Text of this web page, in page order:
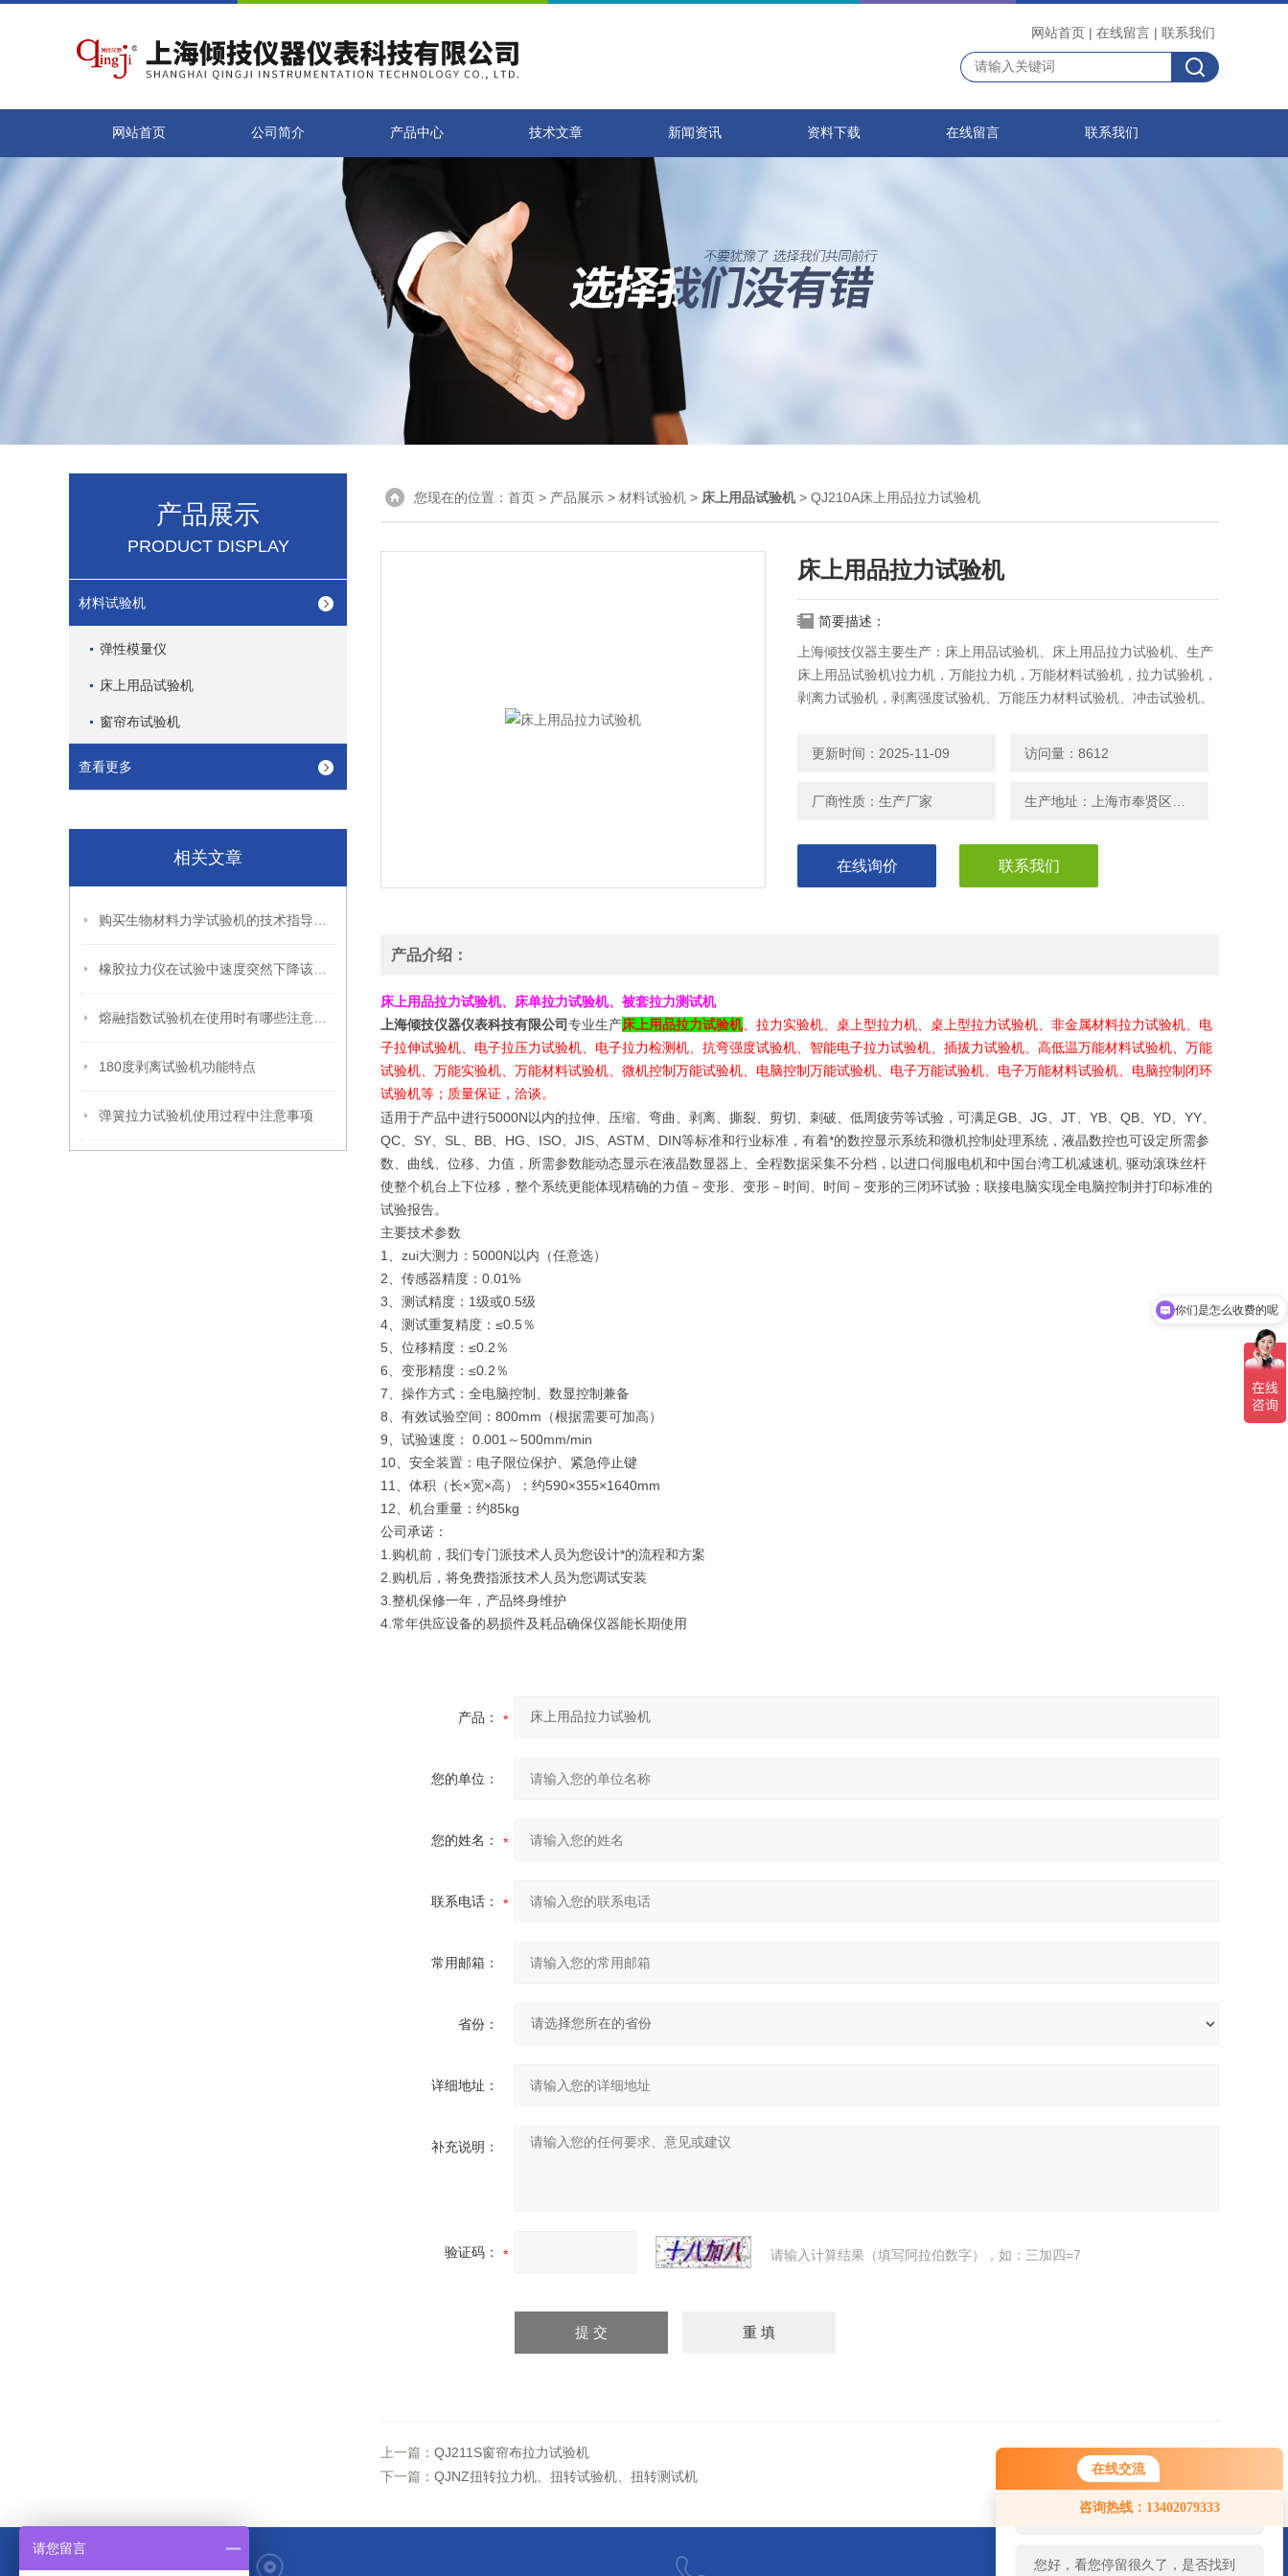
在线交流
咨询热线：13402079333
您好！欢迎前来咨询，很高兴为您
服务，请问您要咨询什么问题呢？
您好，看您停留很久了，是否找到
网站首页 | 在线留言 | 联系我们
网站首页 公司简介 产品中心 技术文章 新闻资讯 资料下载 在线留言 联系我们
产品展示
PRODUCT DISPLAY
材料试验机
弹性模量仪
床上用品试验机
窗帘布试验机
查看更多
相关文章
180度剥离试验机功能特点
弹簧拉力试验机使用过程中注意事项
您现在的位置： 首页 > 产品展示 > 材料试验机 > 床上用品试验机> QJ210A床上用品拉力试验机
床上用品拉力试验机
简要描述：
上海倾技仪器主要生产：床上用品试验机、床上用品拉力试验机、生产
床上用品试验机\拉力机，万能拉力机，万能材料试验机，拉力试验机，
剥离力试验机，剥离强度试验机、万能压力材料试验机、冲击试验机。
更新时间：2025-11-09 访问量：8612
厂商性质：生产厂家
在线询价 联系我们
产品介绍：
床上用品拉力试验机、床单拉力试验机、被套拉力测试机
上海倾技仪器仪表科技有限公司专业生产床上用品拉力试验机、拉力实验机、桌上型拉力机、桌上型拉力试验机、非金属材料拉力试验机、电
子拉伸试验机、电子拉压力试验机、电子拉力检测机、抗弯强度试验机、智能电子拉力试验机、插拔力试验机、高低温万能材料试验机、万能
试验机、万能实验机、万能材料试验机、微机控制万能试验机、电脑控制万能试验机、电子万能试验机、电子万能材料试验机、电脑控制闭环
试验机等；质量保证，洽谈。
适用于产品中进行5000N以内的拉伸、压缩、弯曲、剥离、撕裂、剪切、刺破、低周疲劳等试验，可满足GB、JG、JT、YB、QB、YD、YY、
QC、SY、SL、BB、HG、ISO、JIS、ASTM、DIN等标准和行业标准，有着*的数控显示系统和微机控制处理系统，液晶数控也可设定所需参
数、曲线、位移、力值，所需参数能动态显示在液晶数显器上、全程数据采集不分档，以进口伺服电机和中国台湾工机减速机, 驱动滚珠丝杆
使整个机台上下位移，整个系统更能体现精确的力值－变形、变形－时间、时间－变形的三闭环试验；联接电脑实现全电脑控制并打印标准的
试验报告。
主要技术参数
1、zui大测力：5000N以内（任意选）
2、传感器精度：0.01%
3、测试精度：1级或0.5级
4、测试重复精度：≤0.5％
5、位移精度：≤0.2％
6、变形精度：≤0.2％
7、操作方式：全电脑控制、数显控制兼备
8、有效试验空间：800mm（根据需要可加高）
9、试验速度： 0.001～500mm/min
10、安全装置：电子限位保护、紧急停止键
11、体积（长×宽×高）：约590×355×1640mm
12、机台重量：约85kg
公司承诺：
1.购机前，我们专门派技术人员为您设计*的流程和方案
2.购机后，将免费指派技术人员为您调试安装
3.整机保修一年，产品终身维护
4.常年供应设备的易损件及耗品确保仪器能长期使用
产品：
您的单位：
您的姓名：
联系电话：
常用邮箱：
省份：
详细地址：
补充说明：
验证码： 请输入计算结果（填写阿拉伯数字），如：三加四=7
上一篇： QJ211S窗帘布拉力试验机
下一篇： QJNZ扭转拉力机、扭转试验机、扭转测试机
现在有优惠活动吗
请您留言